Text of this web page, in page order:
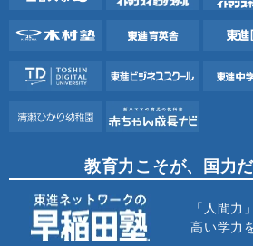
教育力こそが、国力だ
「人間力
高い学力